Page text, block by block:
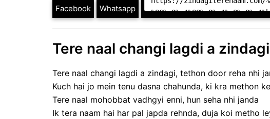
Facebook Whatsapp
Tere naal changi lagdi a
Tere naal changi lagdi a zindagi, tethon door reha nhi
Kuch hai jo mein tenu dasna chahunda, ki kra methon
Tere naal mohobbat vadhgyi enni, hun seha nhi janda
Ik tera naam hai har pal japda rehnda, duja koi metho